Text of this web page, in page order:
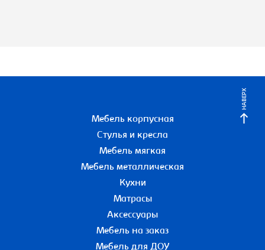
НАВЕРХ
Мебель корпусная
Стулья и кресла
Мебель мягкая
Мебель металлическая
Кухни
Матрасы
Аксессуары
Мебель на заказ
Мебель для ДОУ